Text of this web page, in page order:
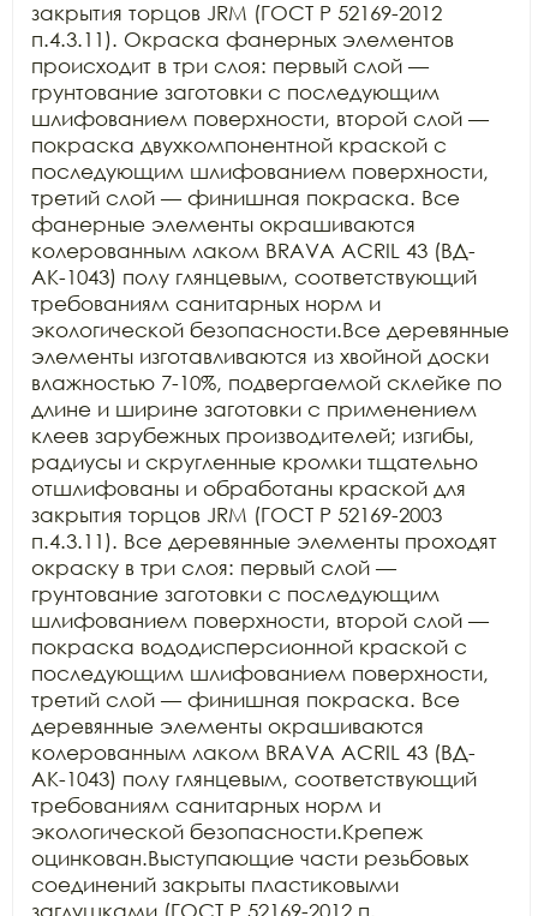
закрытия торцов JRM (ГОСТ Р 52169-2012
п.4.3.11). Окраска фанерных элементов
происходит в три слоя: первый слой —
грунтование заготовки с последующим
шлифованием поверхности, второй слой —
покраска двухкомпонентной краской с
последующим шлифованием поверхности,
третий слой — финишная покраска. Все
фанерные элементы окрашиваются
колерованным лаком BRAVA ACRIL 43 (ВД-
АК-1043) полу глянцевым, соответствующий
требованиям санитарных норм и
экологической безопасности.Все деревянные
элементы изготавливаются из хвойной доски
влажностью 7-10%, подвергаемой склейке по
длине и ширине заготовки с применением
клеев зарубежных производителей; изгибы,
радиусы и скругленные кромки тщательно
отшлифованы и обработаны краской для
закрытия торцов JRM (ГОСТ Р 52169-2003
п.4.3.11). Все деревянные элементы проходят
окраску в три слоя: первый слой —
грунтование заготовки с последующим
шлифованием поверхности, второй слой —
покраска вододисперсионной краской с
последующим шлифованием поверхности,
третий слой — финишная покраска. Все
деревянные элементы окрашиваются
колерованным лаком BRAVA ACRIL 43 (ВД-
АК-1043) полу глянцевым, соответствующий
требованиям санитарных норм и
экологической безопасности.Крепеж
оцинкован.Выступающие части резьбовых
соединений закрыты пластиковыми
заглушками (ГОСТ Р 52169-2012 п.